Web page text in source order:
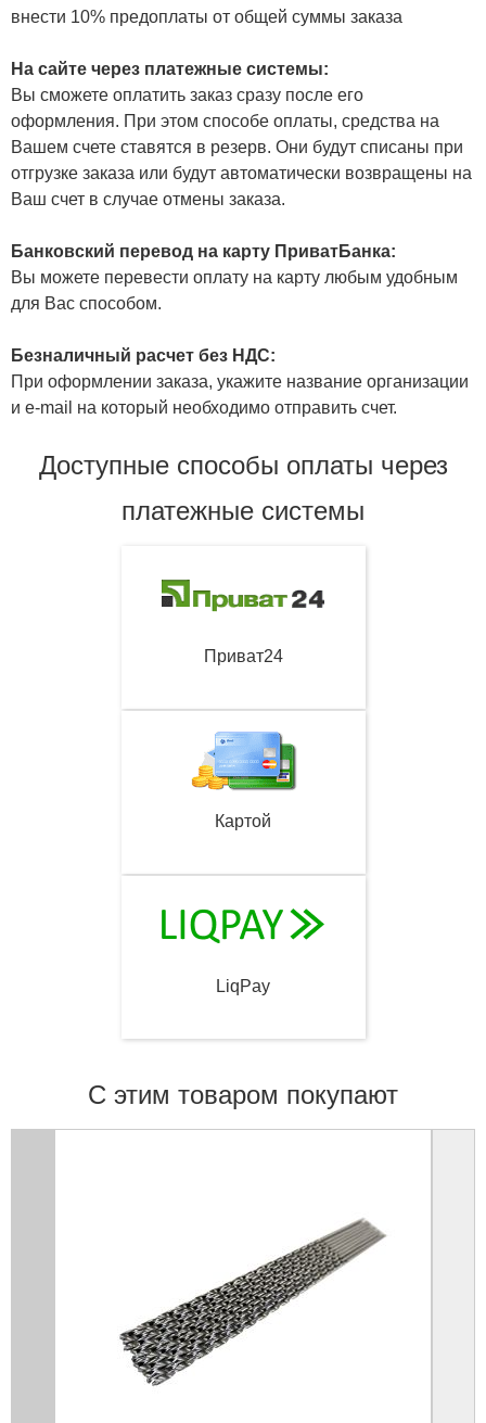
внести 10% предоплаты от общей суммы заказа
На сайте через платежные системы:
Вы сможете оплатить заказ сразу после его
оформления. При этом способе оплаты, средства на
Вашем счете ставятся в резерв. Они будут списаны при
отгрузке заказа или будут автоматически возвращены на
Ваш счет в случае отмены заказа.
Банковский перевод на карту ПриватБанка:
Вы можете перевести оплату на карту любым удобным
для Вас способом.
Безналичный расчет без НДС:
При оформлении заказа, укажите название организации
и e-mail на который необходимо отправить счет.
Доступные способы оплаты через
платежные системы
Приват24
Картой
LiqPay
С этим товаром покупают